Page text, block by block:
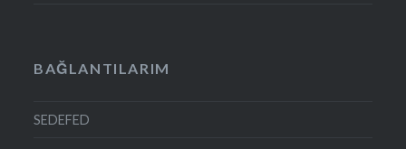
BAĞLANTILARIM
SEDEFED